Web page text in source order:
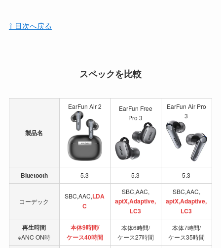
⇧ 目次へ戻る
スペックを比較
製品名
EarFun Air 2
EarFun Free
Pro 3
EarFun Air Pro
3
Bluetooth 5.3 5.3 5.3
コーデック
SBC,AAC,LDA
C
SBC,AAC,
aptX,Adaptive,
LC3
SBC,AAC,
aptX,Adaptive,
LC3
再生時間
※ANC ON時
本体9時間/
ケース40時間
本体6時間/
ケース27時間
本体7時間/
ケース35時間